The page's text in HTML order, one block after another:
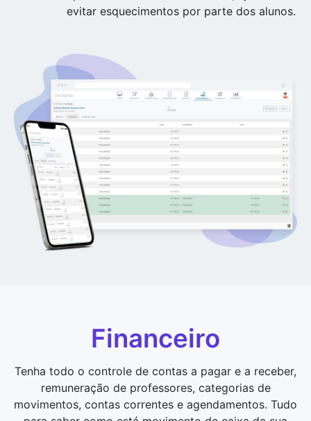
evitar esquecimentos por parte dos alunos.
Financeiro
Tenha todo o controle de contas a pagar e a receber,
remuneração de professores, categorias de
movimentos, contas correntes e agendamentos. Tudo